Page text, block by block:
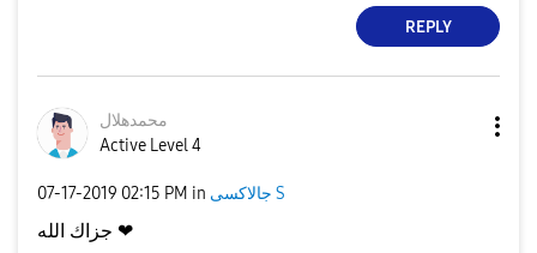
REPLY
محمدهلال
Active Level 4
‎07-17-2019 02:15 PM in جالاكسى S
جزاك الله ❤